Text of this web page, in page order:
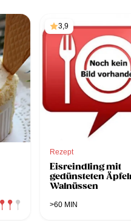
3,9
Rezept
Eisreindling mit
gedünsteten
Walnüssen
>60 MIN